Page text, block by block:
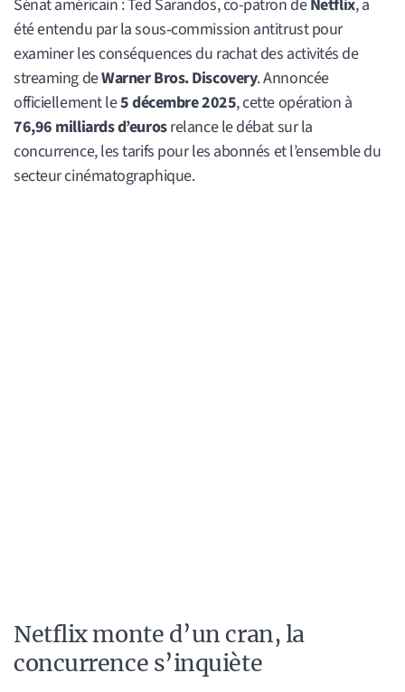
Sénat américain : Ted Sarandos, co-patron deNetflix, a
été entendu par la sous‑commission antitrust pour
examiner les conséquences du rachat des activités de
streaming deWarner Bros. Discovery. Annoncée
officiellement le5 décembre 2025, cette opération à
76,96 milliards d’eurosrelance le débat sur la
concurrence, les tarifs pour les abonnés et l’ensemble du
secteur cinématographique.
Netflix monte d’un cran, la
concurrence s’inquiète